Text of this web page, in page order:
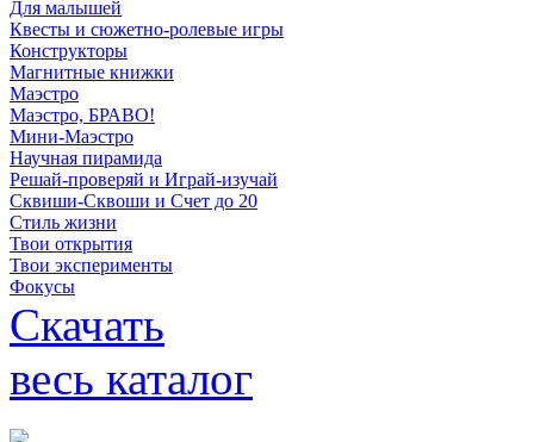
Для малышей
Квесты и сюжетно-ролевые игры
Конструкторы
Магнитные книжки
Маэстро
Маэстро, БРАВО!
Мини-Маэстро
Научная пирамида
Решай-проверяй и Играй-изучай
Сквиши-Сквоши и Счет до 20
Стиль жизни
Твои открытия
Твои эксперименты
Фокусы
Скачать
весь каталог